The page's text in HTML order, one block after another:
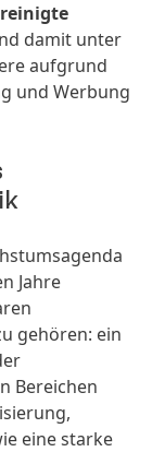
damit unter
aufgrund
und Werbung
Jahre
gehören: ein
Bereichen
eine starke